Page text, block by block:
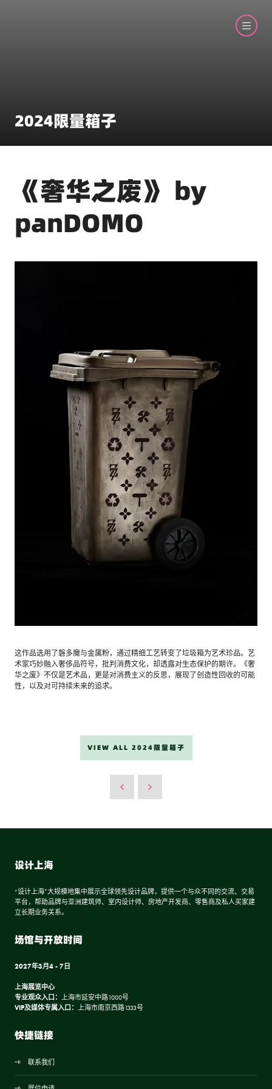
2024限量箱子
《奢华之废》 by
panDOMO
这作品选用了磐多魔与金属粉，通过精细工艺转变了垃圾箱为艺术珍品。艺
术家巧妙融入奢侈品符号，批判消费文化，却透露对生态保护的期许。《奢
华之废》不仅是艺术品，更是对消费主义的反思，展现了创造性回收的可能
性，以及对可持续未来的追求。
VIEW ALL 2024限量箱子
设计上海
“设计上海”大规模地集中展示全球领先设计品牌，提供一个与众不同的交流、交易
平台，帮助品牌与亚洲建筑师、室内设计师、房地产开发商、零售商及私人买家建
立长期业务关系。
场馆与开放时间
2027年3月4 - 7日
上海展览中心
专业观众入口： 上海市延安中路1000号
VIP及媒体专属入口： 上海市南京西路1333号
快捷链接
联系我们